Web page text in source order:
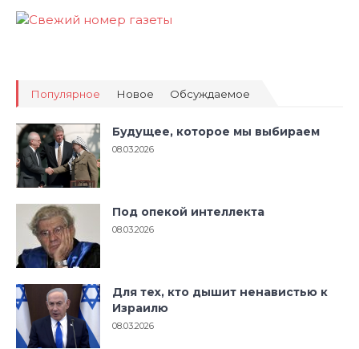
Популярное Новое Обсуждаемое
Будущее, которое мы выбираем
08.03.2026
Под опекой интеллекта
08.03.2026
Для тех, кто дышит ненавистью к
Израилю
08.03.2026